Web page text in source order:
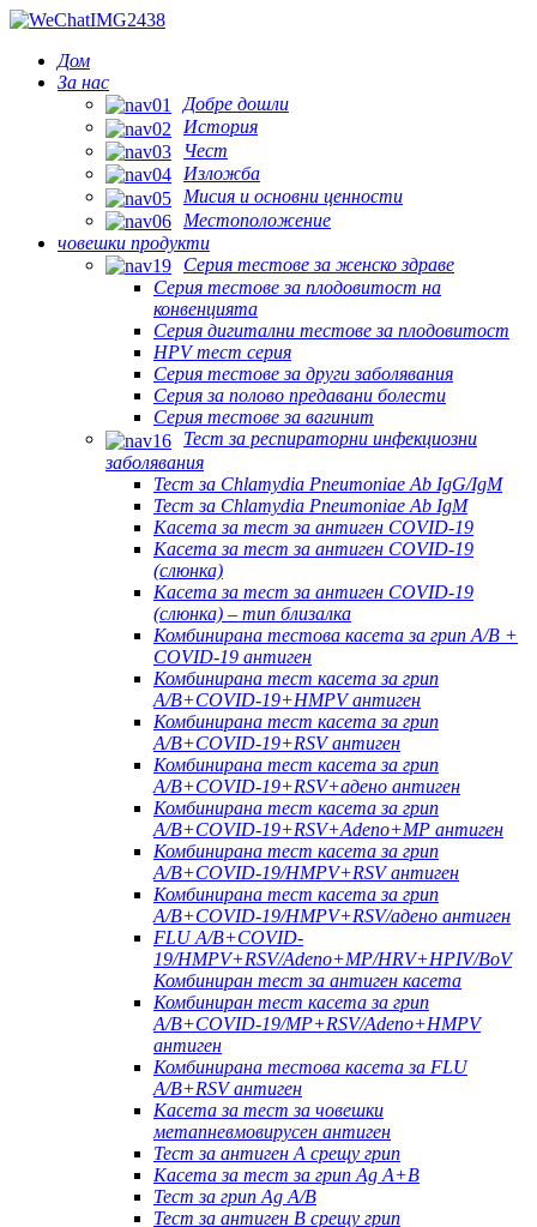
Дом
За нас
Добре дошли
История
Чест
Изложба
Мисия и основни ценности
Местоположение
човешки продукти
Серия тестове за женско здраве
Серия тестове за плодовитост на
конвенцията
Серия дигитални тестове за плодовитост
HPV тест серия
Серия тестове за други заболявания
Серия за полово предавани болести
Серия тестове за вагинит
Тест за респираторни инфекциозни
заболявания
Тест за Chlamydia Pneumoniae Ab IgG/IgM
Тест за Chlamydia Pneumoniae Ab IgM
Касета за тест за антиген COVID-19
Касета за тест за антиген COVID-19
(слюнка)
Касета за тест за антиген COVID-19
(слюнка) – тип близалка
Комбинирана тестова касета за грип A/B +
COVID-19 антиген
Комбинирана тест касета за грип
A/B+COVID-19+HMPV антиген
Комбинирана тест касета за грип
A/B+COVID-19+RSV антиген
Комбинирана тест касета за грип
A/B+COVID-19+RSV+адено антиген
Комбинирана тест касета за грип
A/B+COVID-19+RSV+Adeno+MP антиген
Комбинирана тест касета за грип
A/B+COVID-19/HMPV+RSV антиген
Комбинирана тест касета за грип
A/B+COVID-19/HMPV+RSV/адено антиген
FLU A/B+COVID-
19/HMPV+RSV/Adeno+MP/HRV+HPIV/BoV
Комбиниран тест за антиген касета
Комбиниран тест касета за грип
A/B+COVID-19/MP+RSV/Adeno+HMPV
антиген
Комбинирана тестова касета за FLU
A/B+RSV антиген
Касета за тест за човешки
метапневмовирусен антиген
Тест за антиген А срещу грип
Касета за тест за грип Ag A+B
Тест за грип Ag A/B
Тест за антиген B срещу грип